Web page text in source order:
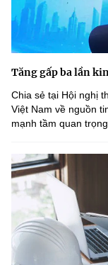
Tăng gấp ba lần
Chia sẻ tại Hội nghị
Việt Nam về nguồn
mạnh tầm quan